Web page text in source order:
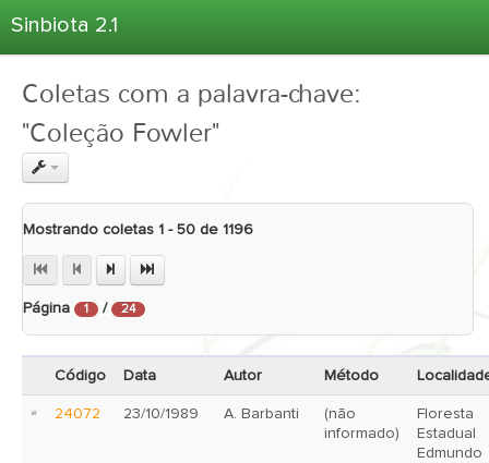
Sinbiota 2.1
Informações Ambientais
Coletas
Projetos
Unidades Depositárias
Atlas 2.1
Estatísticas
Login
Coletas com a palavra-chave:
"Coleção Fowler"
Mostrando coletas 1 - 50 de 1196
Página 1 / 24
Código Data Autor Método
24072 23/10/1989 A. Barbanti
(não
informado)
Floresta
Estadual
Edmundo